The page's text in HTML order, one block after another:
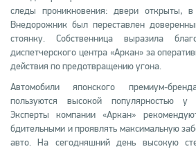
следы проникновения: двери открыты,
Внедорожник был переставлен
стоянку. Собственница выразила
диспетчерского центра «Аркан» за
действия по предотвращению угона.
Автомобили японского премиум-
пользуются высокой популярностью у
Эксперты компании «Аркан»
бдительными и проявлять максимальную
авто. На сегодняшний день высокую